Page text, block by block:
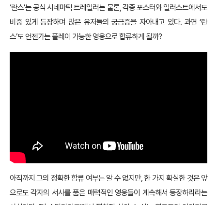
‘란스’는 공식 시네마틱 트레일러는 물론, 각종 포스터와 일러스트에서도
비중 있게 등장하며 많은 유저들의 궁금증을 자아내고 있다. 과연 ‘란
스’도 언젠가는 플레이 가능한 영웅으로 합류하게 될까?
아직까지 그의 정확한 합류 여부는 알 수 없지만, 한 가지 확실한 것은 앞
으로도 각자의 서사를 품은 매력적인 영웅들이 계속해서 등장하리라는